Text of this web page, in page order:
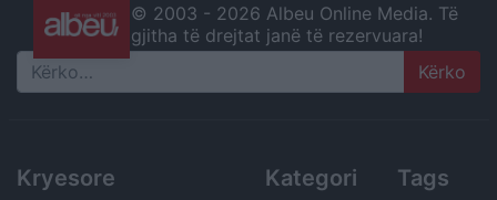
© 2003 - 2026 Albeu Online Media. Të
gjitha të drejtat janë të rezervuara!
Search
Kryesore Kategori Tags